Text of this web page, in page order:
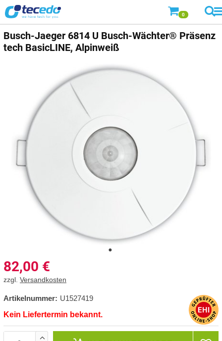
0
Busch-Jaeger 6814 U Busch-Wächter® Präsenz
tech BasicLINE, Alpinweiß
82,00 €
zzgl. Versandkosten
Artikelnummer: U1527419
Kein Liefertermin bekannt.